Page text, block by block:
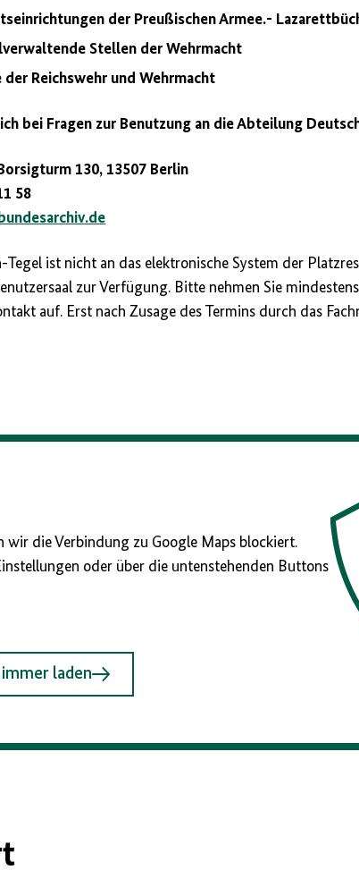
der Preußischen Armee.-
Stellen der Wehrmacht
der Reichswehr und Wehrmacht
bei Fragen zur Benutzung an die Abteilung
130, 13507 Berlin
58
ist nicht an das elektronische System der
zur Verfügung. Bitte nehmen Sie
auf. Erst nach Zusage des Termins durch das
die Verbindung zu Google Maps blockiert.
oder über die untenstehenden Buttons
laden